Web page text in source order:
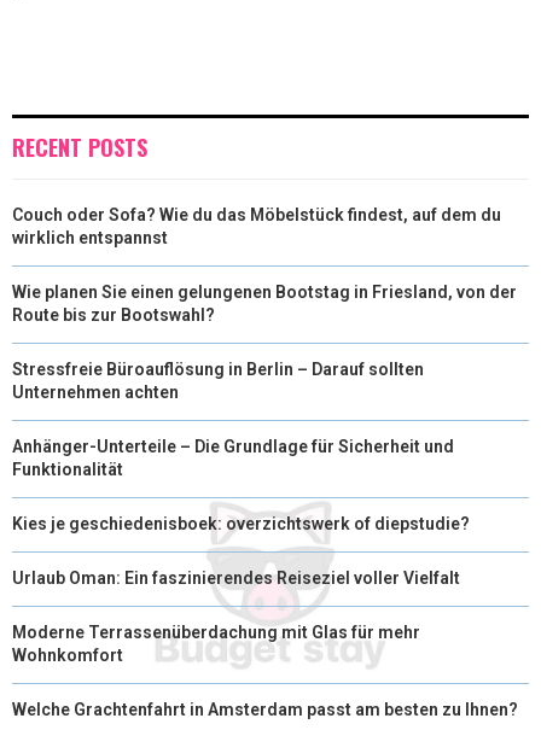
RECENT POSTS
Couch oder Sofa? Wie du das Möbelstück findest, auf dem du
wirklich entspannst
Wie planen Sie einen gelungenen Bootstag in Friesland, von der
Route bis zur Bootswahl?
Stressfreie Büroauflösung in Berlin – Darauf sollten
Unternehmen achten
Anhänger-Unterteile – Die Grundlage für Sicherheit und
Funktionalität
Kies je geschiedenisboek: overzichtswerk of diepstudie?
Urlaub Oman: Ein faszinierendes Reiseziel voller Vielfalt
Moderne Terrassenüberdachung mit Glas für mehr
Wohnkomfort
Welche Grachtenfahrt in Amsterdam passt am besten zu Ihnen?